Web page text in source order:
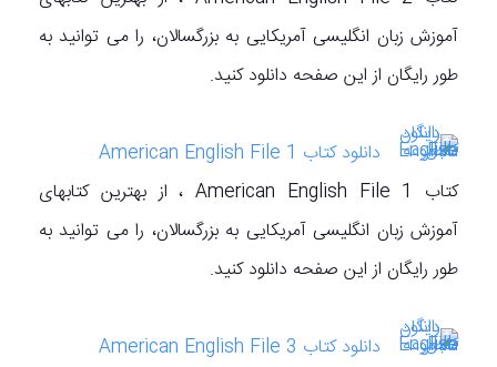
آموزش زبان انگلیسی آمریکایی به بزرگسالان، را می توانید به
طور رایگان از این صفحه دانلود کنید.
دانلود کتاب American English File 1
کتاب American English File 1 ، از بهترین کتابهای
آموزش زبان انگلیسی آمریکایی به بزرگسالان، را می توانید به
طور رایگان از این صفحه دانلود کنید.
دانلود کتاب American English File 3